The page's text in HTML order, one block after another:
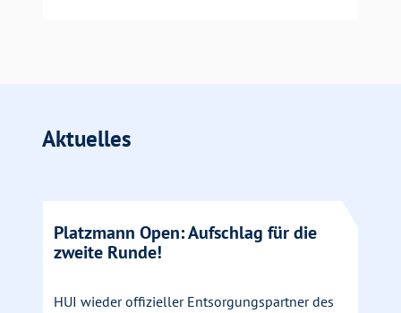
Aktuelles
Platzmann Open: Aufschlag für die
zweite Runde!
HUI wieder offizieller Entsorgungspartner des